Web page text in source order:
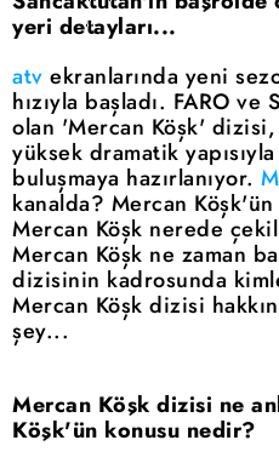
yeri detayları...
atv ekranlarında yeni
hızıyla başladı. FARO ve
olan 'Mercan Köşk'
yüksek dramatik
buluşmaya hazırlanıyor.
kanalda? Mercan
Mercan Köşk nerede
Mercan Köşk ne zaman
dizisinin kadrosunda
Mercan Köşk dizisi
şey...
Mercan Köşk dizisi ne
Köşk'ün konusu nedir?